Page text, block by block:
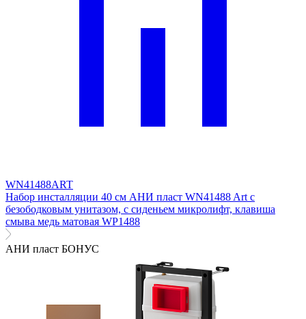
WN41488ART
Набор инсталляции 40 см АНИ пласт WN41488 Art с
безободковым унитазом, с сиденьем микролифт, клавиша
смыва медь матовая WP1488
АНИ пласт БОНУС